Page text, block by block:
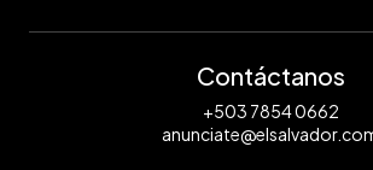
Contáctanos
+503 7854 0662